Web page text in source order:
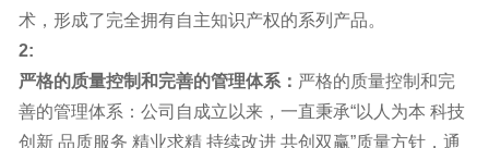
术，形成了完全拥有自主知识产权的系列产品。
2:
严格的质量控制和完善的管理体系： 严格的质量控制和完
善的管理体系：公司自成立以来，一直秉承“以人为本 科技
创新 品质服务 精业求精 持续改进 共创双赢”质量方针，通